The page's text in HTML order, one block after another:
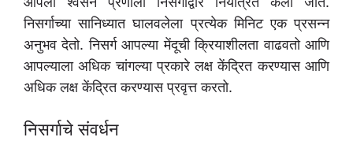
निसर्गाच्या सानिध्यात घालवलेला प्रत्येक मिनिट एक प्रसन्न
अनुभव देतो. निसर्ग आपल्या मेंदूची क्रियाशीलता वाढवतो आणि
आपल्याला अधिक चांगल्या प्रकारे लक्ष केंद्रित करण्यास आणि
अधिक लक्ष केंद्रित करण्यास प्रवृत्त करतो.
निसर्गाचे संवर्धन